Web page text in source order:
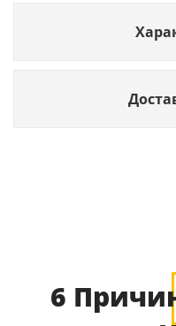
6